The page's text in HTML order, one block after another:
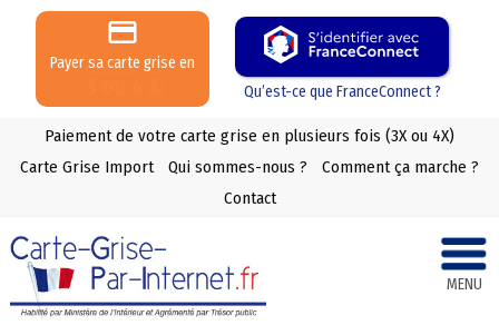
Payer sa carte grise en
Qu’est-ce que FranceConnect ?
Paiement de votre carte grise en plusieurs fois (3X ou 4X)
Carte Grise Import
Qui sommes-nous ?
Comment ça marche ?
Contact
MENU